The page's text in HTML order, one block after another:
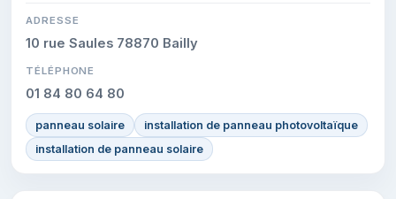
ADRESSE
10 rue Saules 78870 Bailly
TÉLÉPHONE
01 84 80 64 80
panneau solaire
installation de panneau photovoltaïque
installation de panneau solaire